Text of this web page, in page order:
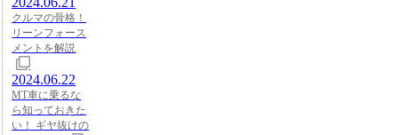
クルマの骨格！
リーンフォース
メントを解説
2024.06.22
MT車に乗るな
ら知っておきた
い！ ギヤ抜けの